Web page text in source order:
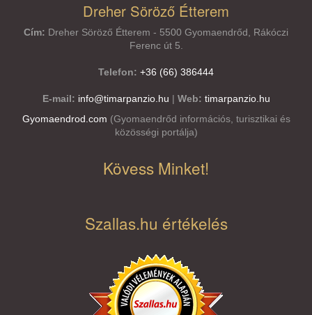
Dreher Söröző Étterem
Cím: Dreher Söröző Étterem - 5500 Gyomaendrőd, Rákóczi
Ferenc út 5.
Telefon: +36 (66) 386444
E-mail: info@timarpanzio.hu Web: timarpanzio.hu
Gyomaendrod.com (Gyomaendrőd információs, turisztikai és
közösségi portálja)
Kövess Minket!
Szallas.hu értékelés